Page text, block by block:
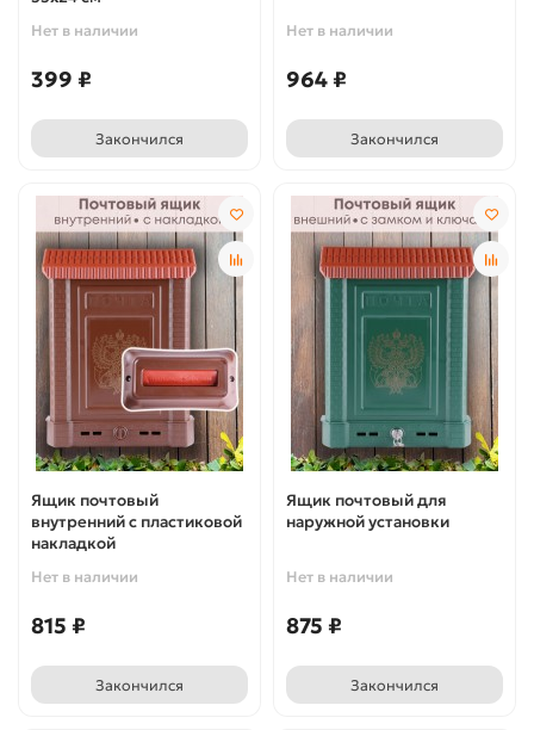
Нет в наличии
399 ₽
Закончился
Нет в наличии
964 ₽
Закончился
Ящик почтовый
внутренний с пластиковой
накладкой
Нет в наличии
815 ₽
Закончился
Ящик почтовый для
наружной установки
Нет в наличии
875 ₽
Закончился